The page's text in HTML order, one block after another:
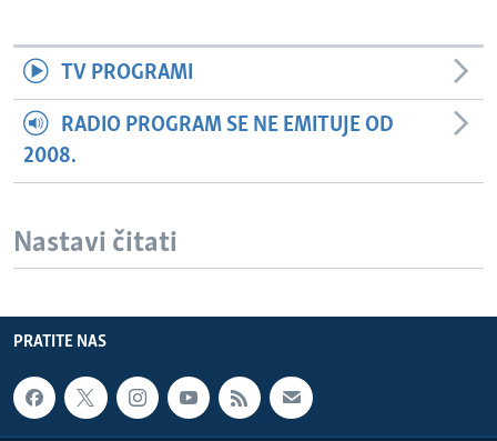
TV PROGRAMI
RADIO PROGRAM SE NE EMITUJE OD
2008.
Nastavi čitati
PRATITE NAS